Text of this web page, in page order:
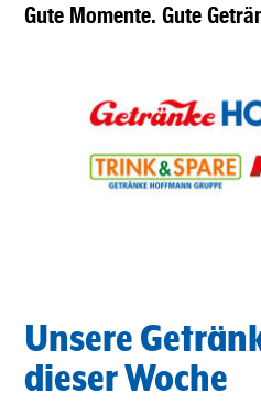
Gute Momente. Gute
Unsere
dieser Woche